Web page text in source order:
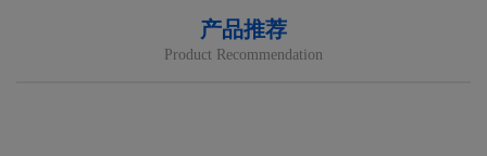
产品推荐
Product Recommendation